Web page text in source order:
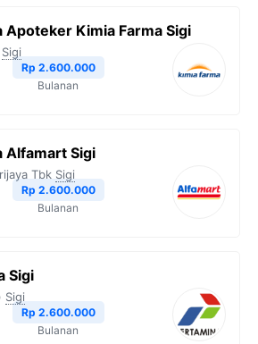
Apoteker Kimia Farma Sigi
Sigi
Rp 2.600.000
Bulanan
Alfamart Sigi
Tbk Sigi
Rp 2.600.000
Bulanan
Sigi
Sigi
Rp 2.600.000
Bulanan